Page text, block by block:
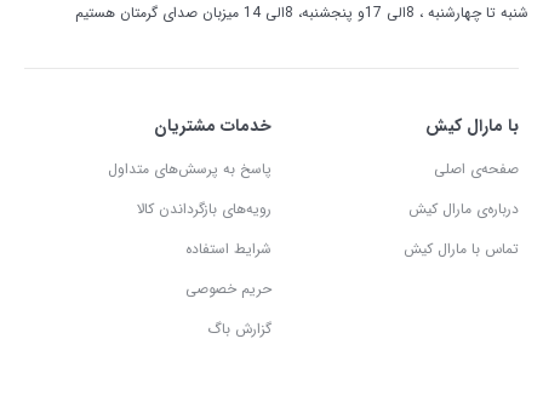
شنبه تا چهارشنبه ، 8الی 17و پنجشنبه، 8الی 14 میزبان صدای گرمتان هستیم
با مارال کیش
صفحه‌ی اصلی
درباره‌ی مارال کیش
تماس با مارال کیش
خدمات مشتریان
پاسخ به پرسش‌های متداول
رویه‌های بازگرداندن کالا
شرایط استفاده
حریم خصوصی
گزارش باگ